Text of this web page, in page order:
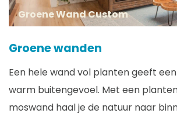
Groene Wand Custom
Groene wanden
Een hele wand vol planten geeft
warm buitengevoel. Met een
moswand haal je de natuur naar